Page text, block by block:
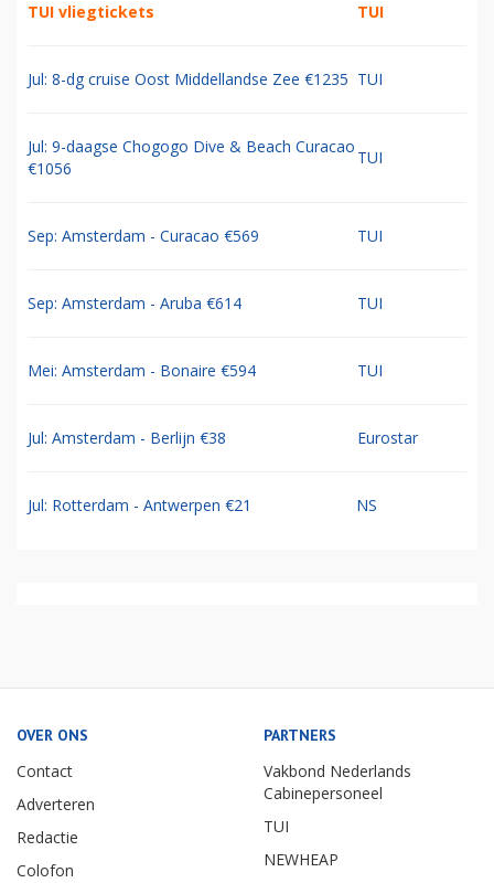
TUI vliegtickets TUI
Jul: 8-dg cruise Oost Middellandse Zee €1235 TUI
Jul: 9-daagse Chogogo Dive & Beach Curacao
€1056
TUI
Sep: Amsterdam - Curacao €569 TUI
Sep: Amsterdam - Aruba €614 TUI
Mei: Amsterdam - Bonaire €594 TUI
Jul: Amsterdam - Berlijn €38 Eurostar
Jul: Rotterdam - Antwerpen €21 NS
OVER ONS
Contact
Adverteren
Redactie
Colofon
PARTNERS
Vakbond Nederlands
Cabinepersoneel
TUI
NEWHEAP